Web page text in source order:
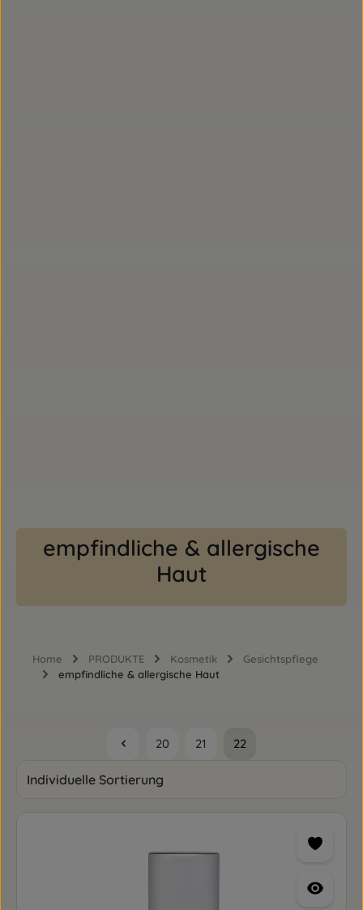
empfindliche & allergische
Haut
Home PRODUKTE Kosmetik
Gesichtspflege
empfindliche & allergische Haut
Seite
20 Seite
21 Seite
22